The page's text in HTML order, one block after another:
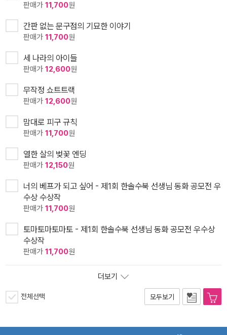
판매가 11,700원
간판 없는 문구점의 기묘한 이야기
판매가 11,700원
세 나라의 아이들
판매가 12,600원
무작정 쇼트트랙
판매가 12,600원
맘대로 피구 규칙
판매가 11,700원
열한 살의 벚꽃 엔딩
판매가 12,150원
너의 베프가 되고 싶어 - 제1회 한솔수북 선생님 동화 공모전 우
수상 수상작
판매가 11,700원
토마토마토마토 - 제1회 한솔수북 선생님 동화 공모전 우수상
수상작
판매가 11,700원
더보기
전체선택 모두보기